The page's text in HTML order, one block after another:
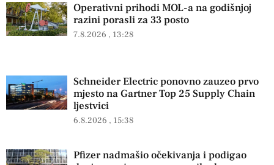
Operativni prihodi MOL-a na godišnjoj
razini porasli za 33 posto
7.8.2026 13:28
Schneider Electric ponovno zauzeo prvo
mjesto na Gartner Top 25 Supply Chain
ljestvici
6.8.2026 15:38
Pfizer nadmašio očekivanja i podigao